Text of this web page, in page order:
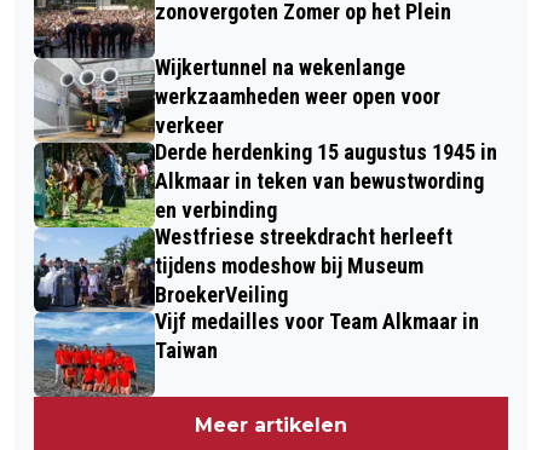
zonovergoten Zomer op het Plein
Wijkertunnel na wekenlange
werkzaamheden weer open voor
verkeer
Derde herdenking 15 augustus 1945 in
Alkmaar in teken van bewustwording
en verbinding
Westfriese streekdracht herleeft
tijdens modeshow bij Museum
BroekerVeiling
Vijf medailles voor Team Alkmaar in
Taiwan
Meer artikelen